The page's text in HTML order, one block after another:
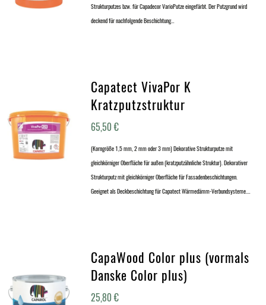
Strukturputzes bzw. für Capadecor VarioPutze eingefärbt. Der Putzgrund wird
deckend für nachfolgende Beschichtung…
Capatect VivaPor K
Kratzputzstruktur
65,50€
(Korngröße 1,5 mm, 2 mm oder 3 mm) Dekorative Strukturputze mit
gleichkörniger Oberfläche für außen (kratzputzähnliche Struktur). Dekorativer
Strukturputz mit gleichkörniger Oberfläche für Fassadenbeschichtungen.
Geeignet als Deckbeschichtung für Capatect Wärmedämm-Verbundsysteme.…
CapaWood Color plus (vormals
Danske Color plus)
25,80€